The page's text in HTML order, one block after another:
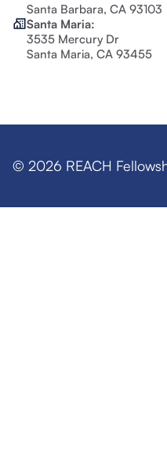
Santa Barbara, CA 93103
Santa Maria:
3535 Mercury Dr
Santa Maria, CA 93455
© 2026 REACH